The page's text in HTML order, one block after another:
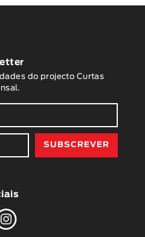
do projecto Curtas